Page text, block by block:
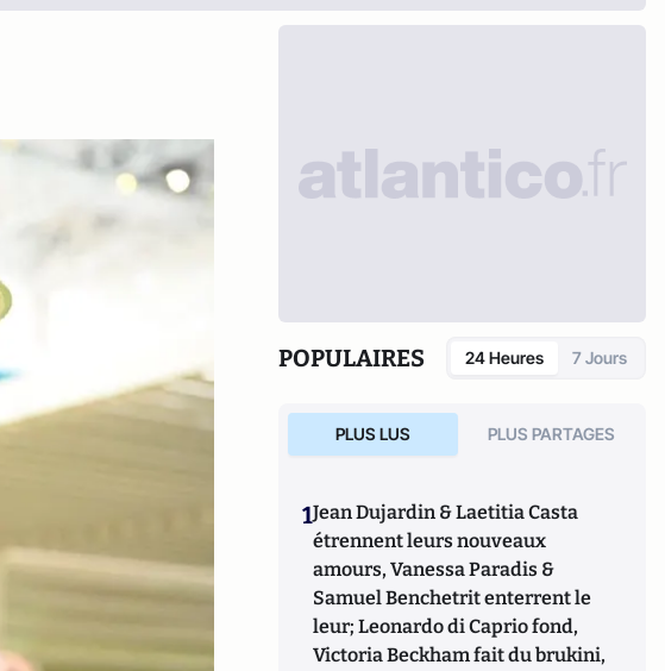
POPULAIRES 24 Heures 7 Jours
PLUS LUS PLUS PARTAGES
1Jean Dujardin & Laetitia Casta
étrennent leurs nouveaux
amours, Vanessa Paradis &
Samuel Benchetrit enterrent le
leur; Leonardo di Caprio fond,
Victoria Beckham fait du brukini,